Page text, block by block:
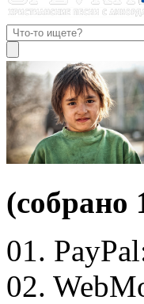
(собрано
01.
02.